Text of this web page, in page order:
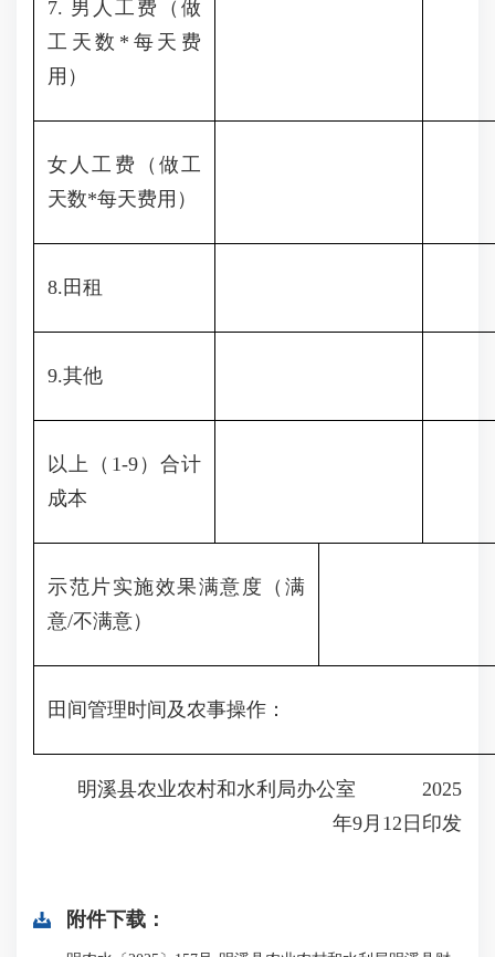
7. 男人工费（做
工天数*每天费
用）
女人工费（做工
天数*每天费用）
8.田租
9.其他
以上（1-9）合计
成本
示范片实施效果满意度（满
意/不满意）
田间管理时间及农事操作：
明溪县农业农村和水利局办公室 2025
年9月12日印发
附件下载：